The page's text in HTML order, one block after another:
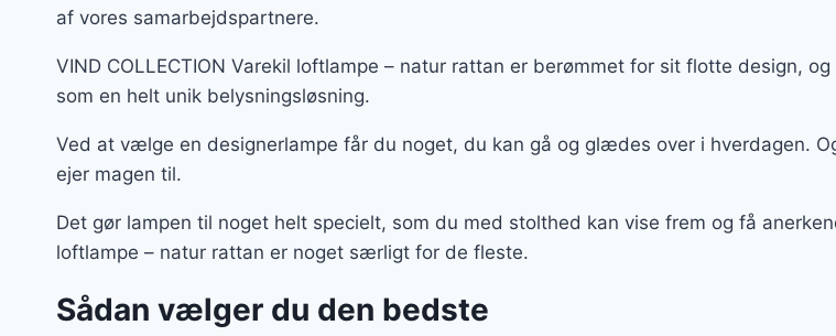
af vores samarbejdspartnere.
VIND COLLECTION Varekil loftlampe – natur rattan er berømmet for sit flotte design,
som en helt unik belysningsløsning.
Ved at vælge en designerlampe får du noget, du kan gå og glædes over i hverdagen.
ejer magen til.
Det gør lampen til noget helt specielt, som du med stolthed kan vise frem og få
loftlampe – natur rattan er noget særligt for de fleste.
Sådan vælger du den bedste